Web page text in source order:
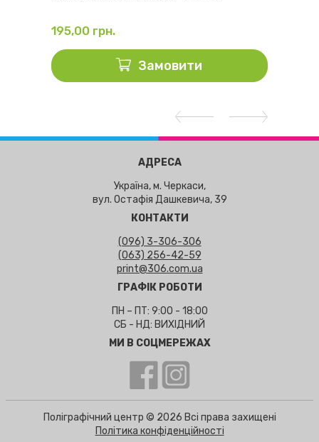
195,00 грн.
Замовити
АДРЕСА
Україна, м. Черкаси,
вул. Остафія Дашкевича, 39
КОНТАКТИ
(096) 3-306-306
(063) 256-42-59
print@306.com.ua
ГРАФІК РОБОТИ
ПН – ПТ: 9:00 - 18:00
СБ - НД: ВИХІДНИЙ
МИ В СОЦМЕРЕЖАХ
Поліграфічний центр © 2026 Всі права захищені
Політика конфіденційності